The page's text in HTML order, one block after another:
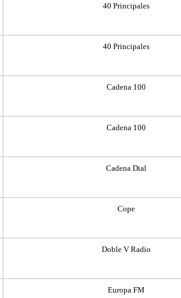
40 Principales
40 Principales
Cadena 100
Cadena 100
Cadena Dial
Cope
Doble V Radio
Europa FM